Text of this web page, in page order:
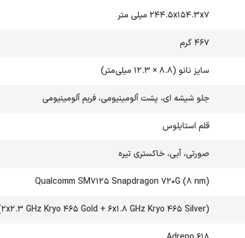
244.5x154.3x7 میلی متر
467 گرم
سایز نانو (8.8 × 12.3 میلی‌متر)
جلو شیشه ای، پشت آلومینیومی، فریم آلومینیومی
قلم استایلوس
صورتی، آبی، خاکستری تیره
Qualcomm SM7125 Snapdragon 720G (8 nm)
GHz Kryo 465 Gold + 6x1.8 GHz Kryo 465 Silver)